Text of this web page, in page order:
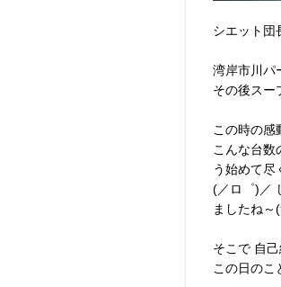
シエット団
湾岸市川パ
その後スー
この時の感
こんな台数
う始めて尽
(／ロ゜)／
ましたね～
そこで 自
この日のこ